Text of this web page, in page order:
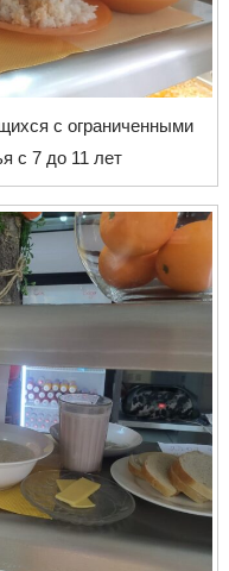
с ограниченными
с 7 до 11 лет